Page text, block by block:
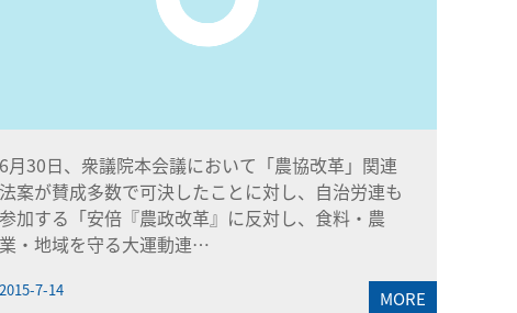
6月30日、衆議院本会議において「農協改革」関連
法案が賛成多数で可決したことに対し、自治労連も
参加する「安倍『農政改革』に反対し、食料・農
業・地域を守る大運動連…
2015-7-14 MORE